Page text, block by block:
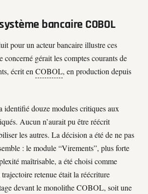
bancaire COBOL
pour un acteur bancaire illustre ces
concerné gérait les comptes courants de
écrit en COBOL, en production depuis
identifié douze modules critiques aux
Aucun n’aurait pu être réécrit
les autres. La décision a été de ne pas
: le module “Virements”, plus forte
maîtrisable, a été choisi comme
retenue était la réécriture
devant le monolithe COBOL, soit une